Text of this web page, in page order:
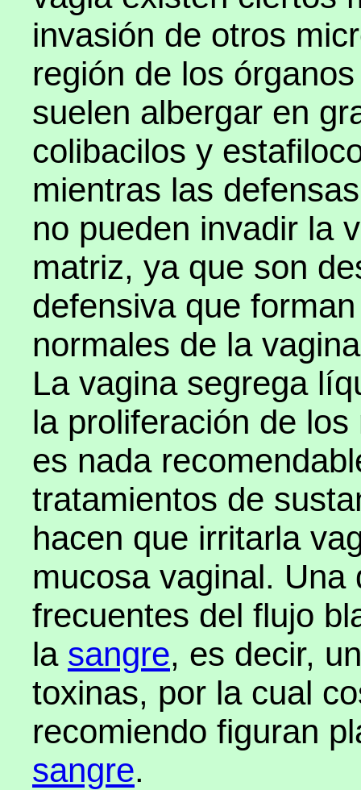
invasión de otros
región de los
suelen albergar en
colibacilos y
mientras las
no pueden invadir la
matriz, ya que son
defensiva que
normales de la
La vagina segrega
la proliferación de
es nada
tratamientos de
hacen que irritarla
mucosa vaginal.
frecuentes del flujo
la sangre, es decir,
toxinas, por la cual
recomiendo figuran
sangre.